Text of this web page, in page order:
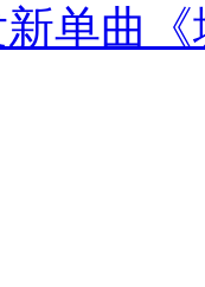
单曲